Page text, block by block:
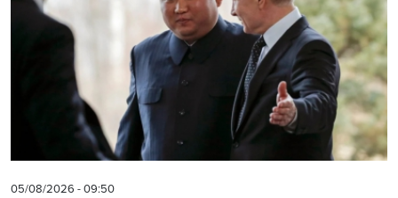
05/08/2026 - 09:50